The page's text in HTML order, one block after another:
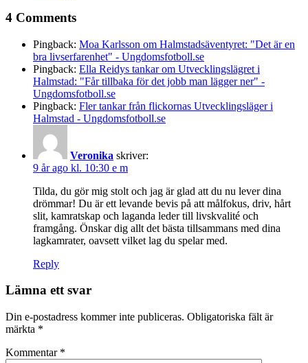
4 Comments
Pingback: Moa Karlsson om Halmstadsäventyret: "Det är en
bra livserfarenhet" - Ungdomsfotboll.se
Pingback: Ella Reidys tankar om Utvecklingslägret i
Halmstad: "Får tillbaka för det jobb man lägger ner" -
Ungdomsfotboll.se
Pingback: Fler tankar från flickornas Utvecklingsläger i
Halmstad - Ungdomsfotboll.se
Veronika skriver:
9 år ago kl. 10:30 e m
Tilda, du gör mig stolt och jag är glad att du nu lever dina
drömmar! Du är ett levande bevis på att målfokus, driv, hårt
slit, kamratskap och laganda leder till livskvalité och
framgång. Önskar dig allt det bästa tillsammans med dina
lagkamrater, oavsett vilket lag du spelar med.
Reply
Lämna ett svar
Din e-postadress kommer inte publiceras. Obligatoriska fält är
märkta *
Kommentar *